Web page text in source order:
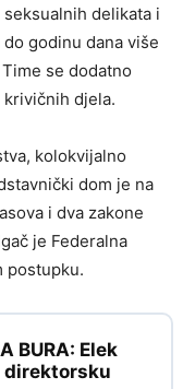
delikata i
godinu dana više
se dodatno
djela.
kolokvijalno
dom je na
i dva zakone
je Federalna
postupku.
BURA: Elek